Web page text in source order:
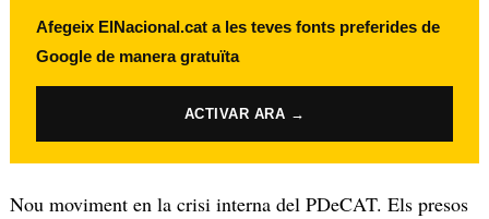
Afegeix ElNacional.cat a les teves fonts preferides de
Google de manera gratuïta
ACTIVAR ARA →
Nou moviment en la crisi interna del PDeCAT. Els presos